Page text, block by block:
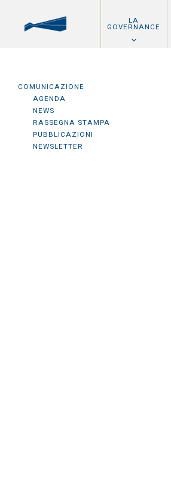
LA
GOVERNANCE
COMUNICAZIONE
AGENDA
NEWS
RASSEGNA STAMPA
PUBBLICAZIONI
NEWSLETTER